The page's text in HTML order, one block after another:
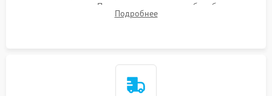
амортизаторов. Проверка подшипников барабана и
крестовины на износ, а манжеты люка на разрывы.
Подробнее